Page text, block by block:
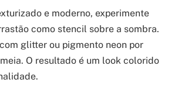
e moderno, experimente
como stencil sobre a sombra.
glitter ou pigmento neon por
O resultado é um look colorido